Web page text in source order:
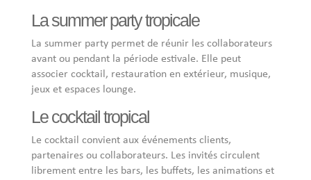
La summer party tropicale
La summer party permet de réunir les collaborateurs
avant ou pendant la période estivale. Elle peut
associer cocktail, restauration en extérieur, musique,
jeux et espaces lounge.
Le cocktail tropical
Le cocktail convient aux événements clients,
partenaires ou collaborateurs. Les invités circulent
librement entre les bars, les buffets, les animations et